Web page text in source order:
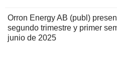
Orron Energy AB (publ)
segundo trimestre y primer
junio de 2025